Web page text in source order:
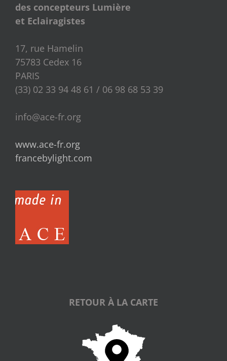
des concepteurs Lumière
et Eclairagistes
17, rue Hamelin
75783 Cedex 16
PARIS
(33) 02 33 94 48 61 / 06 98 68 53 39
info@ace-fr.org
www.ace-fr.org
francebylight.com
RETOUR À LA CARTE